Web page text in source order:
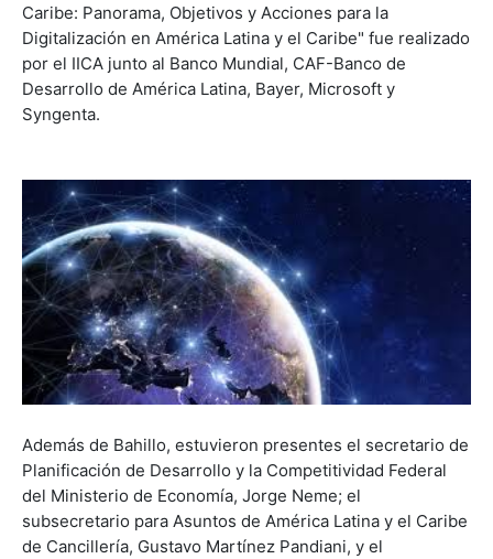
Caribe: Panorama, Objetivos y Acciones para la
Digitalización en América Latina y el Caribe" fue realizado
por el IICA junto al Banco Mundial, CAF-Banco de
Desarrollo de América Latina, Bayer, Microsoft y
Syngenta.
Además de Bahillo, estuvieron presentes el secretario de
Planificación de Desarrollo y la Competitividad Federal
del Ministerio de Economía, Jorge Neme; el
subsecretario para Asuntos de América Latina y el Caribe
de Cancillería, Gustavo Martínez Pandiani, y el